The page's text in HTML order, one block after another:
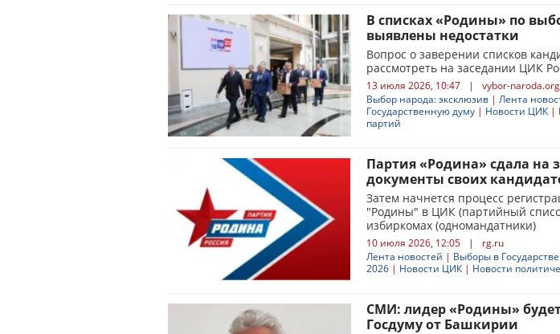
В списках «Родины» по
выявлены недостатки
Вопрос о заверении списков
рассмотреть на заседании ЦИК
13 июля 2026, 10:47 |
vybor-naroda.org
Выбор народа: эксклюзив | Лента
Государственную думу | Новости ЦИК |
партий
Партия «Родина» сдала на
документы своих
Затем начнется процесс
"Родины" в ЦИК (партийный
избиркомах (одномандатники)
10 июля 2026, 12:05 |
rg.ru
Лента новостей | Выборы в
2026 | Новости ЦИК | Новости
СМИ: лидер «Родины»
Госдуму от Башкирии